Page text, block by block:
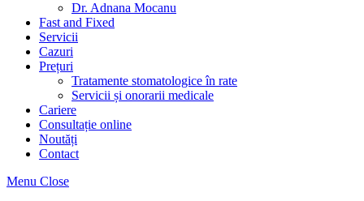
Dr. Adnana Mocanu
Fast and Fixed
Servicii
Cazuri
Prețuri
Tratamente stomatologice în rate
Servicii și onorarii medicale
Cariere
Consultație online
Noutăți
Contact
Menu Close